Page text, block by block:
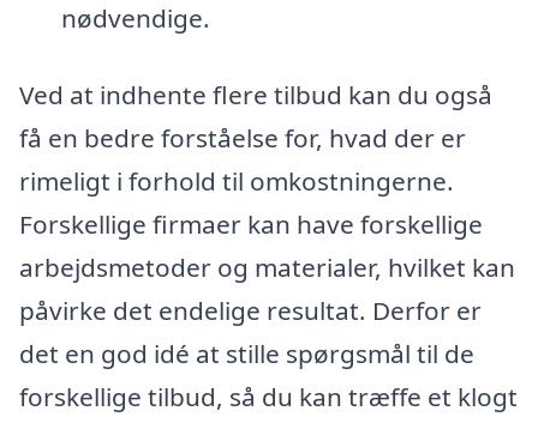
nødvendige.
Ved at indhente flere tilbud kan du også
få en bedre forståelse for, hvad der er
rimeligt i forhold til omkostningerne.
Forskellige firmaer kan have forskellige
arbejdsmetoder og materialer, hvilket kan
påvirke det endelige resultat. Derfor er
det en god idé at stille spørgsmål til de
forskellige tilbud, så du kan træffe et klogt